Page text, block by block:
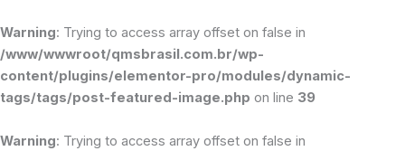
Warning: Trying to access array offset on false in
/www/wwwroot/qmsbrasil.com.br/wp-
content/plugins/elementor-pro/modules/dynamic-
tags/tags/post-featured-image.php on line 39
Warning: Trying to access array offset on false in